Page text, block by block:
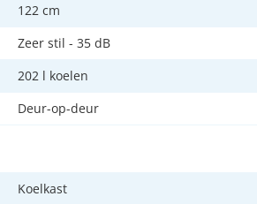
122 cm
Zeer stil - 35 dB
202 l koelen
Deur-op-deur
Koelkast